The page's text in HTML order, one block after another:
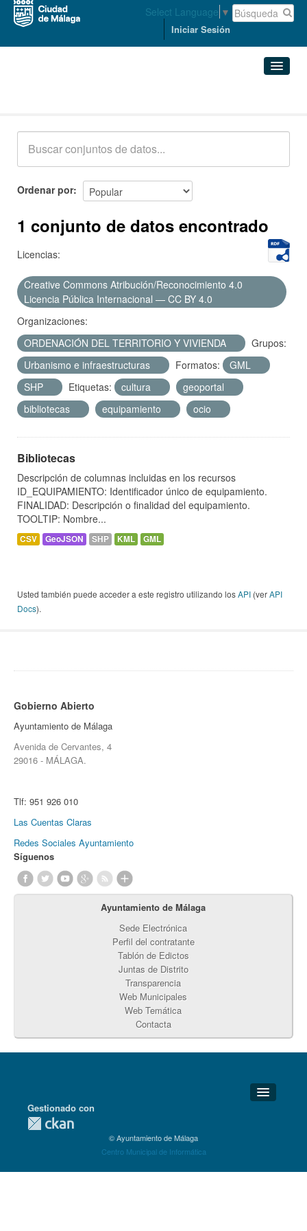
Select Language ▼
Iniciar Sesión
Acerca de
Ordenar por
1 conjunto de datos encontrado
Licencias:
Creative Commons Atribución/Reconocimiento 4.0
Licencia Pública Internacional — CC BY 4.0
Organizaciones:
ORDENACIÓN DEL TERRITORIO Y VIVIENDA
Grupos:
Urbanismo e infraestructuras
Formatos:
GML
SHP
Etiquetas: cultura
geoportal
bibliotecas
equipamiento ocio
Bibliotecas
Descripción de columnas incluidas en los recursos
ID_EQUIPAMIENTO: Identificador único de equipamiento.
FINALIDAD: Descripción o finalidad del equipamiento.
TOOLTIP: Nombre...
CSV GeoJSON SHP KML GML
Usted también puede acceder a este registro utilizando losAPI (verAPI
Docs).
Gobierno Abierto
Ayuntamiento de Málaga
Avenida de Cervantes, 4
29016 - MÁLAGA.
Tlf: 951 926 010
Las Cuentas Claras
Redes Sociales Ayuntamiento
Síguenos
Ayuntamiento de Málaga
Sede Electrónica
Perfil del contratante
Tablón de Edictos
Juntas de Distrito
Transparencia
Web Municipales
Web Temática
Contacta
Detalles Técnicos
Gestionado con
© Ayuntamiento de Málaga
Centro Municipal de Informática